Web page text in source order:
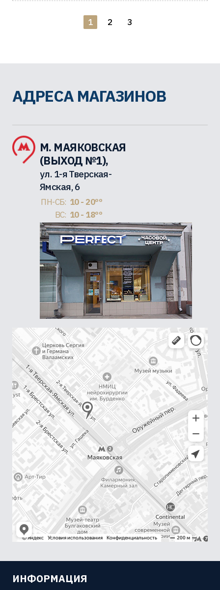
1 2 3
АДРЕСА МАГАЗИНОВ
М. МАЯКОВСКАЯ
(ВЫХОД №1),
ул. 1-я Тверская-
Ямская, 6
ПН-СБ: 10 - 20ºº
ВС: 10 - 18ºº
ИНФОРМАЦИЯ